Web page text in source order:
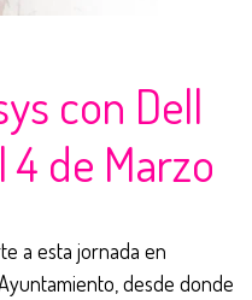
con Dell
4 de Marzo
a esta jornada en
desde donde